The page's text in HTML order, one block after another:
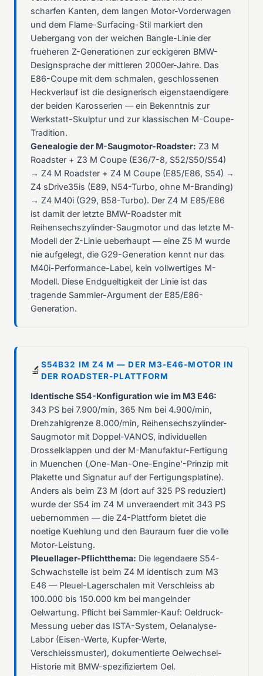
scharfen Kanten, dem langen Motor-Vorderwagen
und dem Flame-Surfacing-Stil markiert den
Uebergang von der weichen Bangle-Linie der
frueheren Z-Generationen zur eckigeren BMW-
Designsprache der mittleren 2000er-Jahre. Das
E86-Coupe mit dem schmalen, geschlossenen
Heckverlauf ist die designerisch eigenstaendigere
der beiden Karosserien — ein Bekenntnis zur
Werkstatt-Skulptur und zur klassischen M-Coupe-
Tradition.
Genealogie der M-Saugmotor-Roadster: Z3 M
Roadster + Z3 M Coupe (E36/7-8, S52/S50/S54)
→ Z4 M Roadster + Z4 M Coupe (E85/E86, S54) →
Z4 sDrive35is (E89, N54-Turbo, ohne M-Branding)
→ Z4 M40i (G29, B58-Turbo). Der Z4 M E85/E86
ist damit der letzte BMW-Roadster mit
Reihensechszylinder-Saugmotor und das letzte M-
Modell der Z-Linie ueberhaupt — eine Z5 M wurde
nie aufgelegt, die G29-Generation kennt nur das
M40i-Performance-Label, kein vollwertiges M-
Modell. Diese Endgueltigkeit der Linie ist das
tragende Sammler-Argument der E85/E86-
Generation.
🔬 S54B32 IM Z4 M — DER M3-E46-MOTOR IN
DER ROADSTER-PLATTFORM
Identische S54-Konfiguration wie im M3 E46:
343 PS bei 7.900/min, 365 Nm bei 4.900/min,
Drehzahlgrenze 8.000/min, Reihensechszylinder-
Saugmotor mit Doppel-VANOS, individuellen
Drosselklappen und der M-Manufaktur-Fertigung
in Muenchen (‚One-Man-One-Engine'-Prinzip mit
Plakette und Signatur auf der Fertigungsplatine).
Anders als beim Z3 M (dort auf 325 PS reduziert)
wurde der S54 im Z4 M unveraendert mit 343 PS
uebernommen — die Z4-Plattform bietet die
noetige Kuehlung und den Bauraum fuer die volle
Motor-Leistung.
Pleuellager-Pflichtthema: Die legendaere S54-
Schwachstelle ist beim Z4 M identisch zum M3
E46 — Pleuel-Lagerschalen mit Verschleiss ab
100.000 bis 150.000 km bei mangelnder
Oelwartung. Pflicht bei Sammler-Kauf: Oeldruck-
Messung ueber das ISTA-System, Oelanalyse-
Labor (Eisen-Werte, Kupfer-Werte,
Verschleissmuster), dokumentierte Oelwechsel-
Historie mit BMW-spezifiziertem Oel.